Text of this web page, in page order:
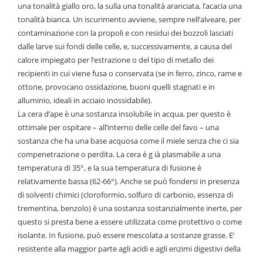
una tonalità giallo oro, la sulla una tonalità aranciata, l’acacia una
tonalità bianca. Un iscurimento avviene, sempre nell’alveare, per
contaminazione con la propoli e con residui dei bozzoli lasciati
dalle larve sui fondi delle celle, e, successivamente, a causa del
calore impiegato per l’estrazione o del tipo di metallo dei
recipienti in cui viene fusa o conservata (se in ferro, zinco, rame e
ottone, provocano ossidazione, buoni quelli stagnati e in
alluminio, ideali in acciaio inossidabile).
La cera d’ape è una sostanza insolubile in acqua, per questo è
ottimale per ospitare – all’interno delle celle del favo – una
sostanza che ha una base acquosa come il miele senza che ci sia
compenetrazione o perdita. La cera è g ià plasmabile a una
temperatura di 35°, e la sua temperatura di fusione è
relativamente bassa (62-66°). Anche se può fondersi in presenza
di solventi chimici (cloroformio, solfuro di carbonio, essenza di
trementina, benzolo) è una sostanza sostanzialmente inerte, per
questo si presta bene a essere utilizzata come protettivo o come
isolante. In fusione, può essere mescolata a sostanze grasse. E’
resistente alla maggior parte agli acidi e agli enzimi digestivi della